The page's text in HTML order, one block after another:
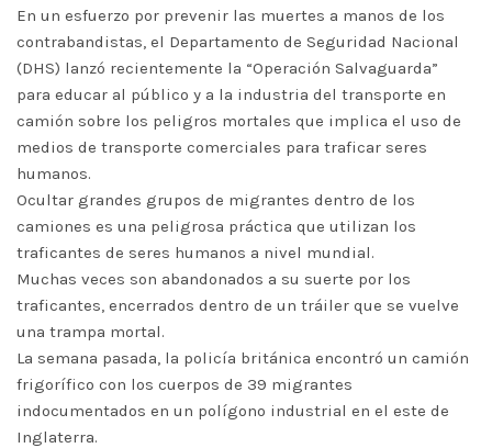
En un esfuerzo por prevenir las muertes a manos de los
contrabandistas, el Departamento de Seguridad Nacional
(DHS) lanzó recientemente la “Operación Salvaguarda”
para educar al público y a la industria del transporte en
camión sobre los peligros mortales que implica el uso de
medios de transporte comerciales para traficar seres
humanos.
Ocultar grandes grupos de migrantes dentro de los
camiones es una peligrosa práctica que utilizan los
traficantes de seres humanos a nivel mundial.
Muchas veces son abandonados a su suerte por los
traficantes, encerrados dentro de un tráiler que se vuelve
una trampa mortal.
La semana pasada, la policía británica encontró un camión
frigorífico con los cuerpos de 39 migrantes
indocumentados en un polígono industrial en el este de
Inglaterra.